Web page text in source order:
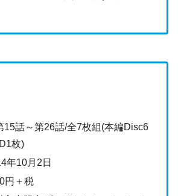
15話～第26話/全7枚組(本編Disc6
枚)
年10月2日
円＋税